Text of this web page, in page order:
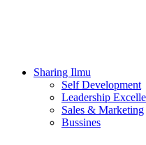
Sharing Ilmu
Self Development
Leadership
Sales & Marketing
Bussines